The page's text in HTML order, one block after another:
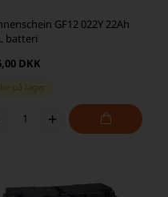
GF12 022Y 22Ah
batteri
DKK
på lager
+